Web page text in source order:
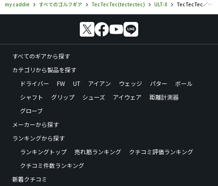
my caddie
すべてのゴルフギア TecTecTec(tectectec) ULT-X TecTecTec／ULT-X／距離測定器の口コミ評価
すべてのギアから探す
カテゴリから製品を探す
ドライバー
FW UT アイアン ウェッジ パター
ボール
シャフト
グリップ シューズ アイウェア
距離計測器
グローブ
メーカーから探す
ランキングから探す
ランキングトップ
売れ筋ランキング
クチコミ評価ランキング
クチコミ件数ランキング
新着クチコミ